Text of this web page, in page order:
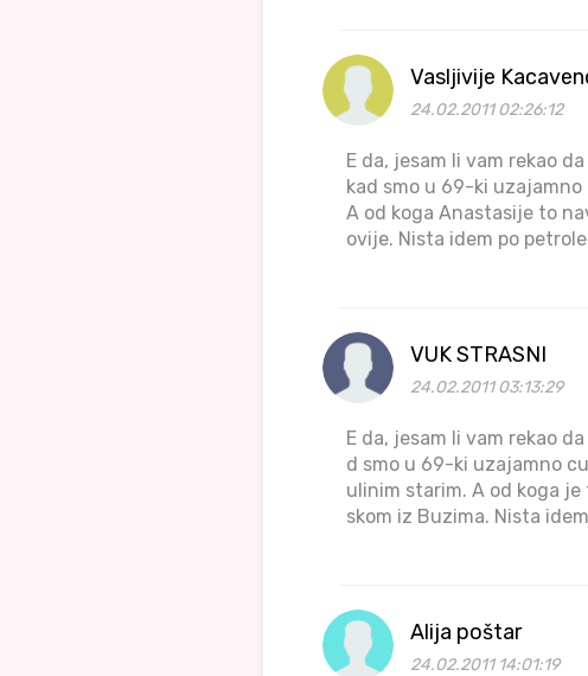
Vasljivije
24.02.2011 02:26:12
E da, jesam li vam rekao
kad smo u 69-ki
A od koga Anastasije to
ovije. Nista idem po
VUK STRASNI
24.02.2011 03:13:29
E da, jesam li vam rekao
d smo u 69-ki uzajamno
ulinim starim. A od koga
skom iz Buzima. Nista
Alija poštar
24.02.2011 14:01:19